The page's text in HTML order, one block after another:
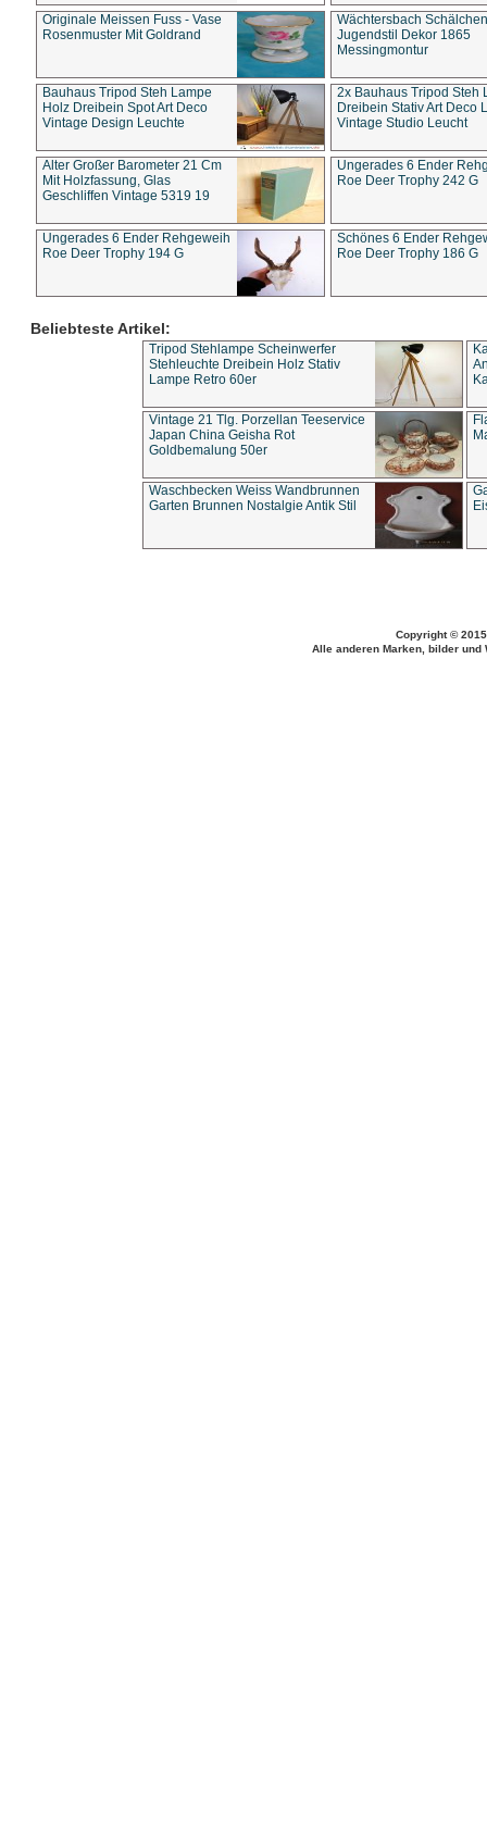
Originale Meissen Fuss - Vase
Rosenmuster Mit Goldrand
Wächtersbach Schälchen
Jugendstil Dekor 1865
Messingmontur
Bauhaus Tripod Steh Lampe
Holz Dreibein Spot Art Deco
Vintage Design Leuchte
2x Bauhaus Tripod Steh
Dreibein Stativ Art Deco
Vintage Studio Leucht
Alter Großer Barometer 21 Cm
Mit Holzfassung, Glas
Geschliffen Vintage 5319 19
Ungerades 6 Ender
Roe Deer Trophy 242 G
Ungerades 6 Ender Rehgeweih
Roe Deer Trophy 194 G
Schönes 6 Ender
Roe Deer Trophy 186 G
Beliebteste Artikel:
Tripod Stehlampe Scheinwerfer
Stehleuchte Dreibein Holz Stativ
Lampe Retro 60er
Vintage 21 Tlg. Porzellan Teeservice
Japan China Geisha Rot
Goldbemalung 50er
Waschbecken Weiss Wandbrunnen
Garten Brunnen Nostalgie Antik Stil
Copyright ©
Alle anderen Marken, bilder und